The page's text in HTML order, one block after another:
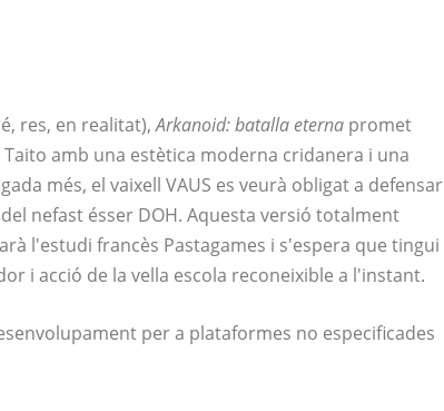
res, en realitat),Arkanoid: batalla eterna promet
amb una estètica moderna cridanera i una
més, el vaixell VAUS es veurà obligat a defensar
nefast ésser DOH. Aquesta versió totalment
l'estudi francès Pastagames i s'espera que tingui
i acció de la vella escola reconeixible a l'instant.
per a plataformes no especificades